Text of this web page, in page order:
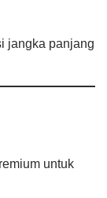
jangka panjang
untuk